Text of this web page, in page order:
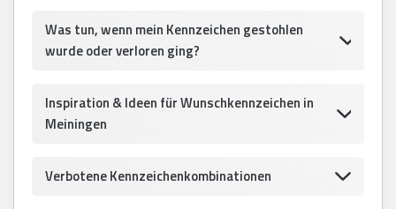
Was tun, wenn mein Kennzeichen gestohlen
wurde oder verloren ging?
Inspiration & Ideen für Wunschkennzeichen in
Meiningen
Verbotene Kennzeichenkombinationen